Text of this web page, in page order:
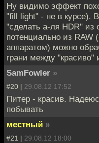
Ну видимо эффект
"fill light" - не в курсе).
"сделать а-ля HDR"
потенциально из RAW
аппаратом) можно
грани между "красиво"
SamFowler »
#20 | 29.08.12 17:52
Питер - красив.
побывать
местный »
#21 | 29.08.12 18:00